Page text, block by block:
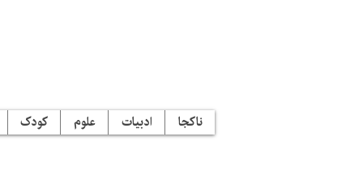
ناکجا ادبیات علوم کودک